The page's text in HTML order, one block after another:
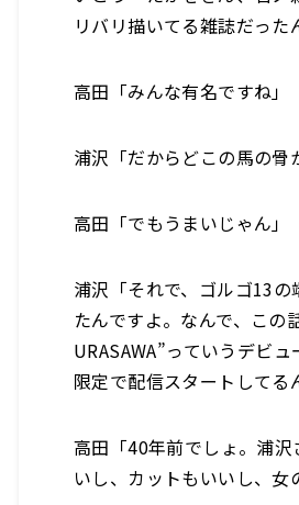
リバリ描いてる雑誌だった
高田「みんな有名ですね」
浦沢「だからどこの馬の骨
高田「でもうまいじゃん」
浦沢「それで、ゴルゴ13
たんですよ。なんで、この
URASAWA”っていうデビ
限定で配信スタートしてる
高田「40年前でしょ。浦
いし、カットもいいし、女